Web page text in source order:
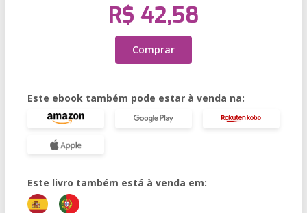
R$ 42,58
Comprar
Este ebook também pode estar à venda na:
Este livro também está à venda em: